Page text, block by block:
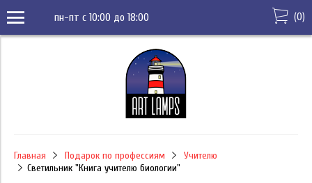
пн-пт с 10:00 до 18:00 (0)
Главная Подарок по профессиям
Учителю
Светильник "Книга учителю биологии"